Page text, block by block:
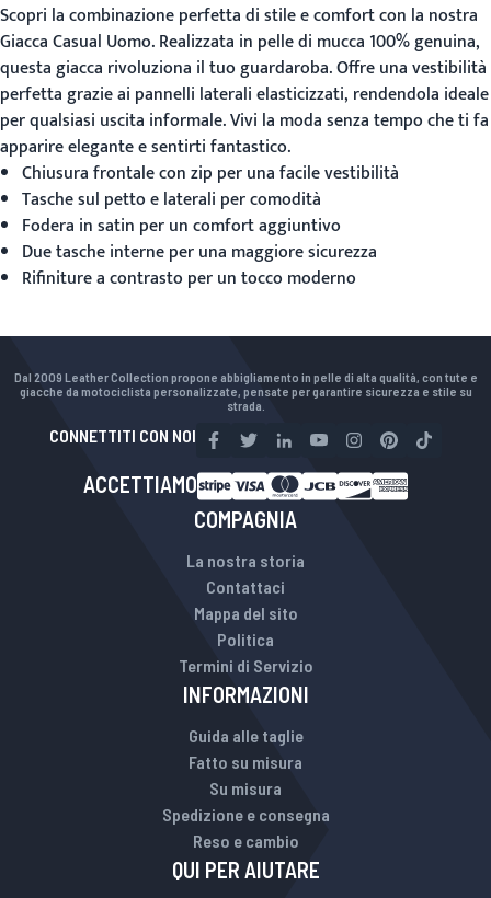
Scopri la combinazione perfetta di stile e comfort con la nostra
Giacca Casual Uomo. Realizzata in pelle di mucca 100% genuina,
questa giacca rivoluziona il tuo guardaroba. Offre una vestibilità
perfetta grazie ai pannelli laterali elasticizzati, rendendola ideale
per qualsiasi uscita informale. Vivi la moda senza tempo che ti fa
apparire elegante e sentirti fantastico.
Chiusura frontale con zip per una facile vestibilità
Tasche sul petto e laterali per comodità
Fodera in satin per un comfort aggiuntivo
Due tasche interne per una maggiore sicurezza
Rifiniture a contrasto per un tocco moderno
Dal 2009 Leather Collection propone abbigliamento in pelle di alta qualità, con tute e
giacche da motociclista personalizzate, pensate per garantire sicurezza e stile su
strada.
CONNETTITI CON NOI
ACCETTIAMO
COMPAGNIA
La nostra storia
Contattaci
Mappa del sito
Politica
Termini di Servizio
INFORMAZIONI
Guida alle taglie
Fatto su misura
Su misura
Spedizione e consegna
Reso e cambio
QUI PER AIUTARE